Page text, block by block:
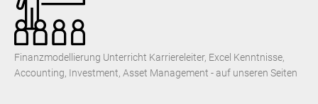
Finanzmodellierung Unterricht Karriereleiter, Excel Kenntnisse,
Accounting, Investment, Asset Management - auf unseren Seiten